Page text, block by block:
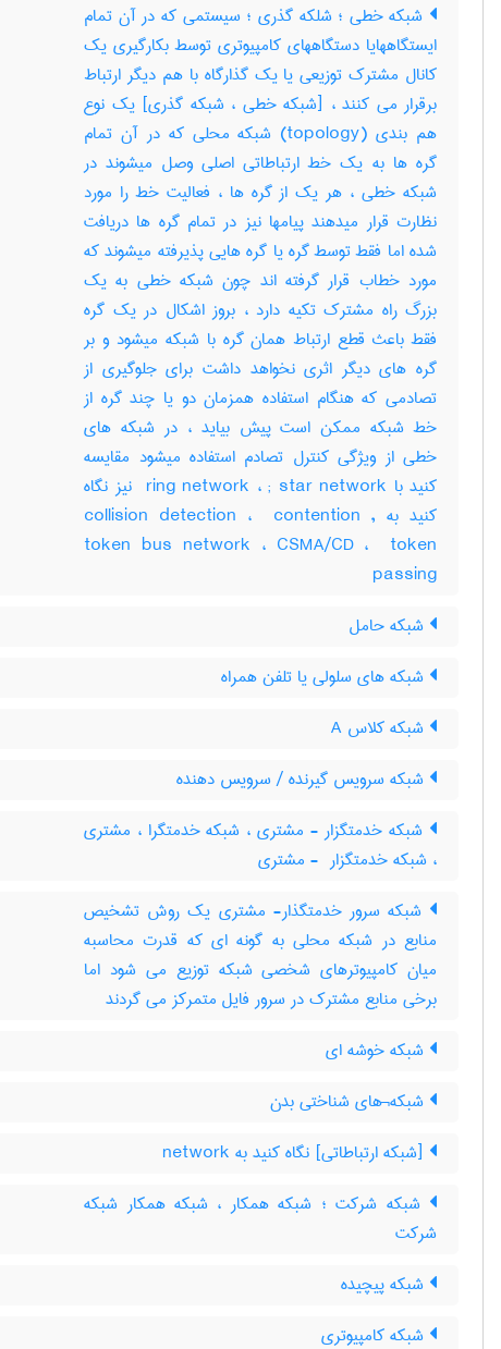
شبکه خطی ؛ شلکه گذری ؛ سیستمی که در آن تمام
ایستگاههایا دستگاههای کامپیوتری توسط بکارگیری یک
کانال مشترک توزیعی یا یک گذارگاه با هم دیگر ارتباط
برقرار می کنند ، [شبکه خطی ، شبکه گذری] یک نوع
هم بندی (‎topology) شبکه محلی که در آن تمام
گره ها به یک خط ارتباطاتی اصلی وصل میشوند در
شبکه خطی ، هر یک از گره ها ، فعالیت خط را مورد
نظارت قرار میدهند پیامها نیز در تمام گره ها دریافت
شده اما فقط توسط گره یا گره هایی پذیرفته میشوند که
مورد خطاب قرار گرفته اند چون شبکه خطی به یک
بزرگ راه مشترک تکیه دارد ، بروز اشکال در یک گره
فقط باعث قطع ارتباط همان گره با شبکه میشود و بر
گره های دیگر اثری نخواهد داشت برای جلوگیری از
تصادمی که هنگام استفاده همزمان دو یا چند گره از
خط شبکه ممکن است پیش بیاید ، در شبکه های
خطی از ویژگی کنترل تصادم استفاده میشود مقایسه
کنید با ‎ ring network ، ‎; star network نیز نگاه
کنید به ‎collision detection ، ‎ contention ,
token bus network ، ‎CSMA/CD ، ‎ token
passing
شبکه حامل
شبکه های سلولی یا تلفن همراه
شبکه کلاس A
شبکه سرویس گیرنده / سرویس دهنده
شبکه خدمتگزار - مشتری ، شبکه خدمتگرا ، مشتری
، شبکه خدمتگزار ‎ - مشتری
شبکه سرور خدمتگذار- مشتری یک روش تشخیص
منابع در شبکه محلی به گونه ای که قدرت محاسبه
میان کامپیوترهای شخصی شبکه توزیع می شود اما
برخی منابع مشترک در سرور فایل متمرکز می گردند
شبکه خوشه ای
شبکه¬های شناختی بدن
[شبکه ارتباطاتی] نگاه کنید به ‎ network
شبکه شرکت ؛ شبکه همکار ، شبکه همکار شبکه
شرکت
شبکه پیچیده
شبکه کامپیوتری